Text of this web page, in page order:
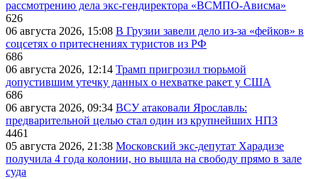
рассмотрению дела экс-гендиректора «ВСМПО-Ависма»
626
06 августа 2026, 15:08 В Грузии завели дело из-за «фейков» в
соцсетях о притеснениях туристов из РФ
686
06 августа 2026, 12:14 Трамп пригрозил тюрьмой
допустившим утечку данных о нехватке ракет у США
686
06 августа 2026, 09:34 ВСУ атаковали Ярославль:
предварительной целью стал один из крупнейших НПЗ
4461
05 августа 2026, 21:38 Московский экс-депутат Харадизе
получила 4 года колонии, но вышла на свободу прямо в зале
суда